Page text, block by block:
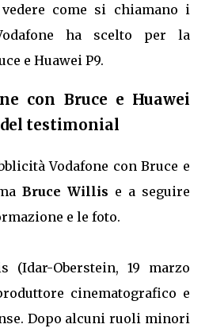
come si chiamano i
ha scelto per la
e Huawei P9.
con Bruce e Huawei
del testimonial
Vodafone con Bruce e
Bruce Willis e a seguire
e le foto.
(Idar-Oberstein, 19 marzo
cinematografico e
Dopo alcuni ruoli minori